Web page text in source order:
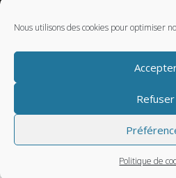
Nous utilisons des cookies pour optimiser
Refuser
Politique de
Partenaires